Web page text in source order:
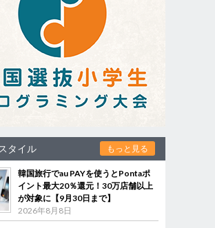
タイル もっと見る
韓国旅行でau PAYを使うとPontaポ
イント最大20％還元！30万店舗以上
が対象に【9月30日まで】
2026年8月8日